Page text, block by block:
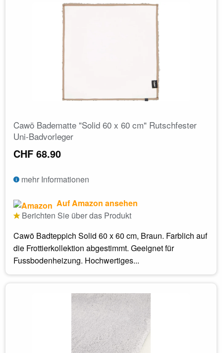
Cawö Badematte "Solid 60 x 60 cm" Rutschfester
Uni-Badvorleger
CHF 68.90
mehr Informationen
Auf Amazon ansehen
Berichten Sie über das Produkt
Cawö Badteppich Solid 60 x 60 cm, Braun. Farblich auf
die Frottierkollektion abgestimmt. Geeignet für
Fussbodenheizung. Hochwertiges...